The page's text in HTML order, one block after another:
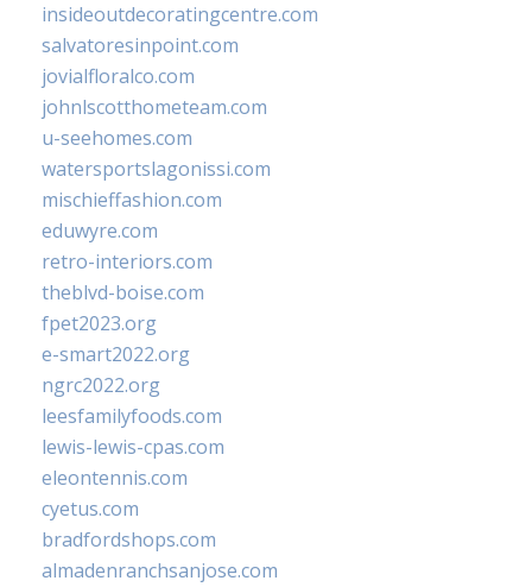
insideoutdecoratingcentre.com
salvatoresinpoint.com
jovialfloralco.com
johnlscotthometeam.com
u-seehomes.com
watersportslagonissi.com
mischieffashion.com
eduwyre.com
retro-interiors.com
theblvd-boise.com
fpet2023.org
e-smart2022.org
ngrc2022.org
leesfamilyfoods.com
lewis-lewis-cpas.com
eleontennis.com
cyetus.com
bradfordshops.com
almadenranchsanjose.com